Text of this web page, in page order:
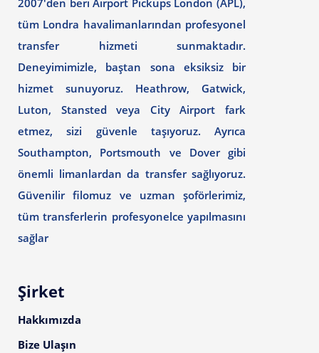
2007'den beri Airport Pickups London (APL),
tüm Londra havalimanlarından profesyonel
transfer hizmeti sunmaktadır.
Deneyimimizle, baştan sona eksiksiz bir
hizmet sunuyoruz. Heathrow, Gatwick,
Luton, Stansted veya City Airport fark
etmez, sizi güvenle taşıyoruz. Ayrıca
Southampton, Portsmouth ve Dover gibi
önemli limanlardan da transfer sağlıyoruz.
Güvenilir filomuz ve uzman şoförlerimiz,
tüm transferlerin profesyonelce yapılmasını
sağlar
Şirket
Hakkımızda
Bize Ulaşın